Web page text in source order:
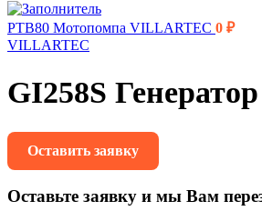
PTB80 Мотопомпа VILLARTEC 0 ₽
VILLARTEC
GI258S
Оставить заявку
Оставьте заявку и мы Вам